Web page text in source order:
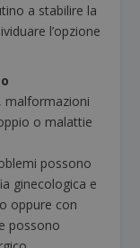
a stabilire la
l’opzione
malformazioni
o malattie
possono
ginecologica e
oppure con
possono